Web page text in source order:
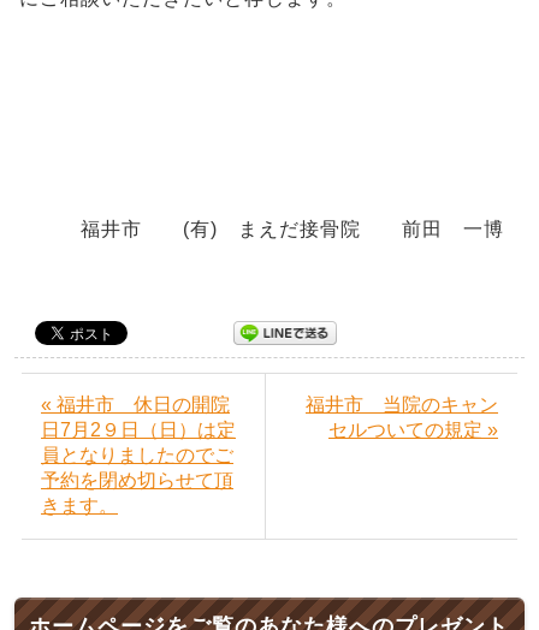
福井市 (有) まえだ接骨院 前田 一博
« 福井市 休日の開院
日7月2９日（日）は定
員となりましたのでご
予約を閉め切らせて頂
きます。
福井市 当院のキャン
セルついての規定 »